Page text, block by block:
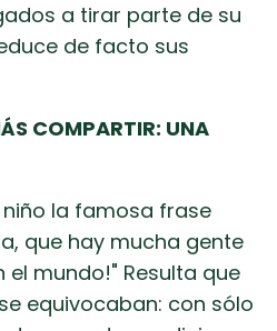
a tirar parte de su
de facto sus
COMPARTIR: UNA
la famosa frase
que hay mucha gente
mundo!" Resulta que
equivocaban: con sólo